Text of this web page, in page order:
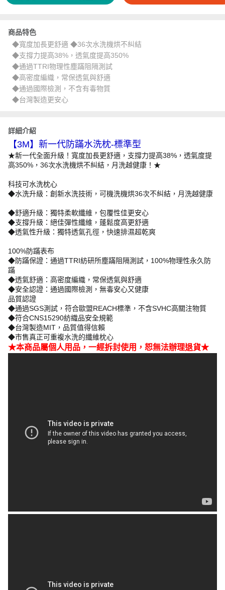
商品特色
◆寬度加長更舒適 ◆36次水洗機烘不糾結
◆支撐力提高38%，透氣度提高350%
◆通過TTRI物理性塵蹣阻隔測試
◆高密度編織，常保透氣與舒適
◆通過國際檢測，不含有毒物質
◆台灣製造更安心
詳細介紹
【3M】新一代防蹣水洗枕-標準型
★新一代全面升級！寬度加長更舒適，支撐力提高38%，透氣度提
高350%，36次水洗機烘不糾結，月洗越健康！★
科技可水洗枕心
◆水洗升級：創新水洗技術，可機洗機烘36次不糾結，月洗越健康
◆舒適升級：獨特柔軟纖維，包覆性佳更安心
◆支撐升級：絕佳彈性纖維，蓬鬆度高更舒適
◆透氣性升級：獨特透氣孔徑，快速排濕超乾爽
100%防蹣表布
◆防蹣保證：通過TTRI紡研所塵蹣阻隔測試，100%物理性永久防
蹣
◆透氣舒適：高密度編織，常保透氣與舒適
◆安全認證：通過國際檢測，無毒安心又健康
品質認證
◆通過SGS測試，符合歐盟REACH標準，不含SVHC高關注物質
◆符合CNS15290紡織品安全規範
◆台灣製造MIT，品質值得信賴
◆市售真正可重複水洗的纖維枕心
★本商品屬個人用品，一經拆封使用，恕無法辦理退貨★